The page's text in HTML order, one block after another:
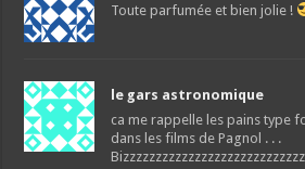
Toute parfumée et bien jolie !
le gars astronomique
ca me rappelle les pains type
dans les films de Pagnol . . .